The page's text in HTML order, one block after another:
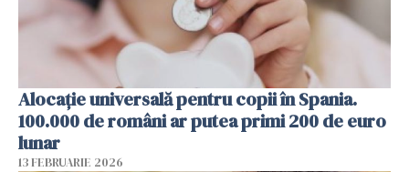
Alocație universală pentru copii în Spania.
100.000 de români ar putea primi 200 de euro
lunar
13 FEBRUARIE 2026